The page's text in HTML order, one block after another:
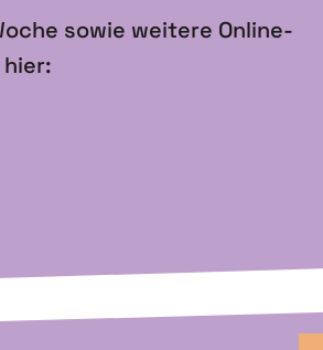
sowie weitere Online-